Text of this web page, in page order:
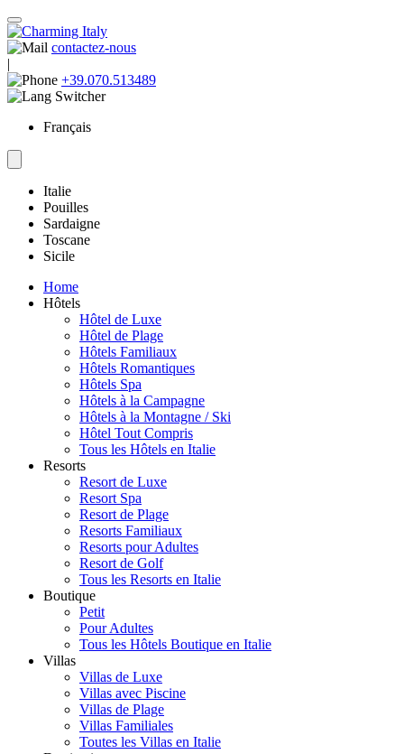
contactez-nous
|
+39.070.513489
Français
Italie
Pouilles
Sardaigne
Toscane
Sicile
Home
Hôtels
Hôtel de Luxe
Hôtel de Plage
Hôtels Familiaux
Hôtels Romantiques
Hôtels Spa
Hôtels à la Campagne
Hôtels à la Montagne / Ski
Hôtel Tout Compris
Tous les Hôtels en Italie
Resorts
Resort de Luxe
Resort Spa
Resort de Plage
Resorts Familiaux
Resorts pour Adultes
Resort de Golf
Tous les Resorts en Italie
Boutique
Petit
Pour Adultes
Tous les Hôtels Boutique en Italie
Villas
Villas de Luxe
Villas avec Piscine
Villas de Plage
Villas Familiales
Toutes les Villas en Italie